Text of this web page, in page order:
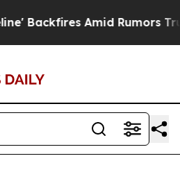
Backfires Amid Rumors